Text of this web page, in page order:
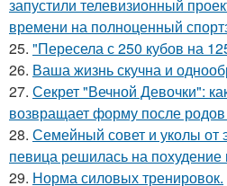
запустили телевизионный
времени на полноценный
25. "Пересела с 250 кубов на
26. Ваша жизнь скучна и
27. Секрет "Вечной Девочки":
возвращает форму после родов
28. Семейный совет и уколы от
певица решилась на похудение
29. Норма силовых тренировок.